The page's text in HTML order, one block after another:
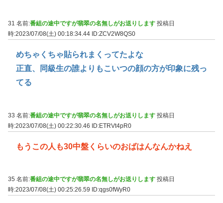
31 名前:番組の途中ですが翡翠の名無しがお送りします 投稿日
時:2023/07/08(土) 00:18:34.44 ID:ZCV2W8QS0
めちゃくちゃ貼られまくってたよな
正直、同級生の誰よりもこいつの顔の方が印象に残っ
てる
33 名前:番組の途中ですが翡翠の名無しがお送りします 投稿日
時:2023/07/08(土) 00:22:30.46 ID:ETRVt4pR0
もうこの人も30中盤くらいのおばはんなんかねえ
35 名前:番組の途中ですが翡翠の名無しがお送りします 投稿日
時:2023/07/08(土) 00:25:26.59
ID:qgs0fWyR0